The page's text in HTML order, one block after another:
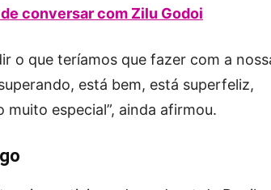
conversar com Zilu Godoi
o que teríamos que fazer com a
está bem, está superfeliz,
especial”, ainda afirmou.